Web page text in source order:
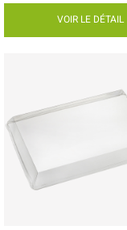
VOIR LE DÉTAIL